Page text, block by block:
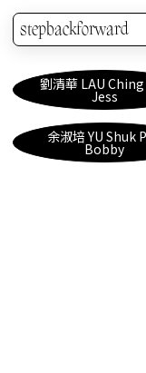
stepbackforward
劉清華 LAU Ching
Jess
余淑培 YU Shuk
Bobby